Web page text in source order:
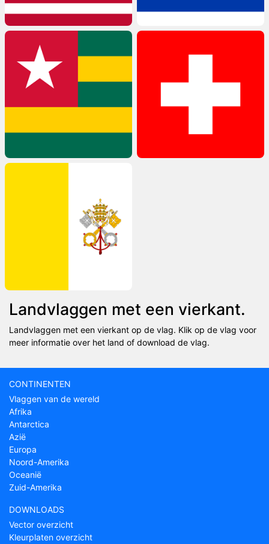
Landvlaggen met een vierkant.
Landvlaggen met een vierkant op de vlag. Klik op de vlag voor
meer informatie over het land of download de vlag.
CONTINENTEN
Vlaggen van de wereld
Afrika
Antarctica
Azië
Europa
Noord-Amerika
Oceanië
Zuid-Amerika
DOWNLOADS
Vector overzicht
Kleurplaten overzicht